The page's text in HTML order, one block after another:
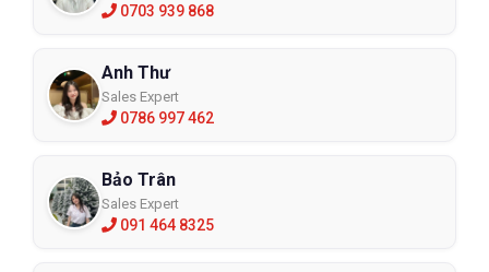
0703 939 868
Anh Thư
Sales Expert
0786 997 462
Bảo Trân
Sales Expert
091 464 8325